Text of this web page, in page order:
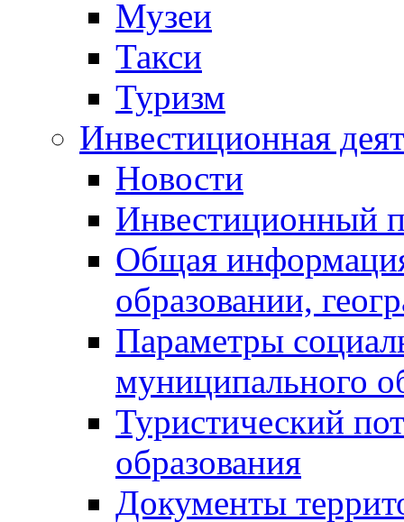
Музеи
Такси
Туризм
Инвестиционная
Новости
Инвестиционный
Общая
образовании,
Параметры
муниципального
Туристический
образования
Документы